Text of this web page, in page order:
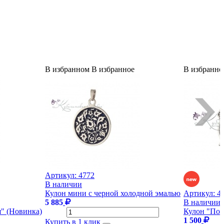
(Новинка)
В избранном В избранное
Артикул: 4772
В наличии
Кулон мини с черной холодной эмалью
5 885
Купить в 1 клик
В
Артикул:
В наличии
Кулон
1 500